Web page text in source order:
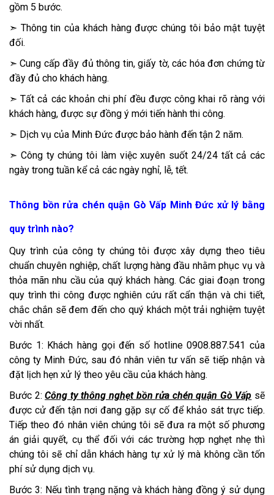
gồm 5 bước.
➣ Thông tin của khách hàng được chúng tôi bảo mật tuyệt
đối.
➣ Cung cấp đầy đủ thông tin, giấy tờ, các hóa đơn chứng từ
đầy đủ cho khách hàng.
➣ Tất cả các khoản chi phí đều được công khai rõ ràng với
khách hàng, được sự đồng ý mới tiến hành thi công.
➣ Dịch vụ của Minh Đức được bảo hành đến tận 2 năm.
➣ Công ty chúng tôi làm việc xuyên suốt 24/24 tất cả các
ngày trong tuần kể cả các ngày nghỉ, lễ, tết.
Thông bồn rửa chén quận Gò Vấp Minh Đức xử lý bằng
quy trình nào?
Quy trình của công ty chúng tôi được xây dựng theo tiêu
chuẩn chuyên nghiệp, chất lượng hàng đầu nhằm phục vụ và
thỏa mãn nhu cầu của quý khách hàng. Các giai đoạn trong
quy trình thi công được nghiên cứu rất cẩn thận và chi tiết,
chắc chắn sẽ đem đến cho quý khách một trải nghiệm tuyệt
vời nhất.
Bước 1: Khách hàng gọi đến số hotline 0908.887.541 của
công ty Minh Đức, sau đó nhân viên tư vấn sẽ tiếp nhận và
đặt lịch hẹn xử lý theo yêu cầu của khách hàng.
Bước 2:Công ty thông nghẹt bồn rửa chén quận Gò Vấp sẽ
được cử đến tận nơi đang gặp sự cố để khảo sát trực tiếp.
Tiếp theo đó nhân viên chúng tôi sẽ đưa ra một số phương
án giải quyết, cụ thể đối với các trường hợp nghẹt nhẹ thì
chúng tôi sẽ chỉ dẫn khách hàng tự xử lý mà không cần tốn
phí sử dụng dịch vụ.
Bước 3: Nếu tình trạng nặng và khách hàng đồng ý sử dụng